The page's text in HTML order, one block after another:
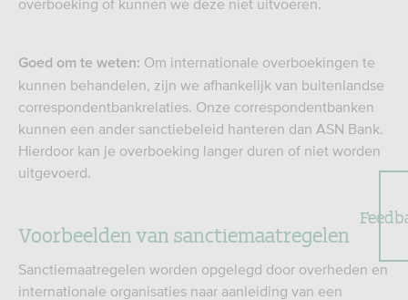
overboeking of kunnen we deze niet uitvoeren.
Goed om te weten: Om internationale overboekingen te
kunnen behandelen, zijn we afhankelijk van buitenlandse
correspondentbankrelaties. Onze correspondentbanken
kunnen een ander sanctiebeleid hanteren dan ASN Bank.
Hierdoor kan je overboeking langer duren of niet worden
uitgevoerd.
Voorbeelden van sanctiemaatregelen
Sanctiemaatregelen worden opgelegd door overheden en
internationale organisaties naar aanleiding van een